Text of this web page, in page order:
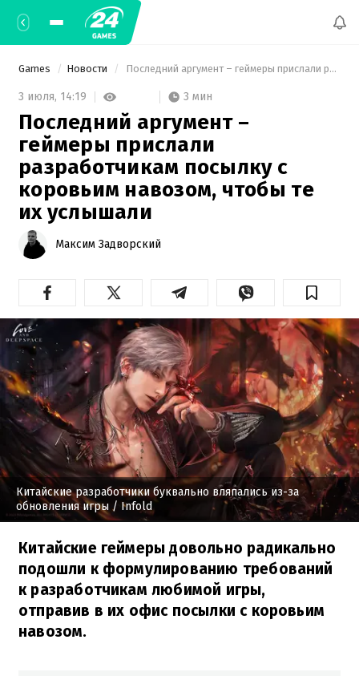
Games Новости Последний аргумент – геймеры прислали разработчикам посылку с коровьим навозом, чтобы те их услышали
3 июля, 14:19 3 мин
Последний аргумент –
геймеры прислали
разработчикам посылку с
коровьим навозом, чтобы те
их услышали
Максим Задворский
Китайские разработчики буквально вляпались из-за
обновления игры / Infold
Китайские геймеры довольно радикально
подошли к формулированию требований
к разработчикам любимой игры,
отправив в их офис посылки с коровьим
навозом.